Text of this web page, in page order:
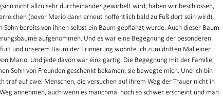
nicht allzu sehr durcheinander gewirbelt wird, haben wir beschlossen,
(bevor Mario dann erneut hoffentlich bald zu Fuß dort sein wird),
Sohn bereits von ihnen selbst ein Baum gepflanzt wurde. Auch dieser Baum
aufgenommen. Und es war eine Begegnung der besonderen
und unserem Baum der Erinnerung wohnte ich zum dritten Mal einer
Mario. Und jede davon war einzigartig. Die Begegnung mit der Familie,
Sohn von Freunden geschenkt bekamen, sie bewegte mich. Und ich bin
traf auf zwei Menschen, die versuchen auf ihrem Weg der Trauer nicht in
annehmen, auch wenn es manchmal noch so schwer erscheint und man